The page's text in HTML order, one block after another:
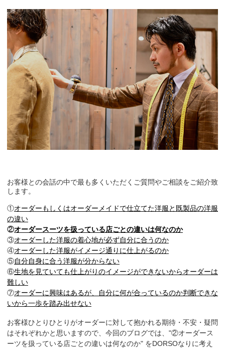
お客様との会話の中で最も多くいただくご質問やご相談をご紹介致
します。
①オーダーもしくはオーダーメイドで仕立てた洋服と既製品の洋服
の違い
②オーダースーツを扱っている店ごとの違いは何なのか
③オーダーした洋服の着心地が必ず自分に合うのか
④オーダーした洋服がイメージ通りに仕上がるのか
⑤自分自身に合う洋服が分からない
⑥生地を見ていても仕上がりのイメージができないからオーダーは
難しい
⑦オーダーに興味はあるが、自分に何が合っているのか判断できな
いから一歩を踏み出せない
お客様ひとりひとりがオーダーに対して抱かれる期待・不安・疑問
はそれぞれかと思いますので、今回のブログでは、"②オーダース
ーツを扱っている店ごとの違いは何なのか" をDORSOなりに考え